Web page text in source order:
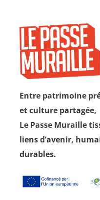
Entre patrimoine
et culture partagée,
Le Passe Muraille
liens d’avenir,
durables.